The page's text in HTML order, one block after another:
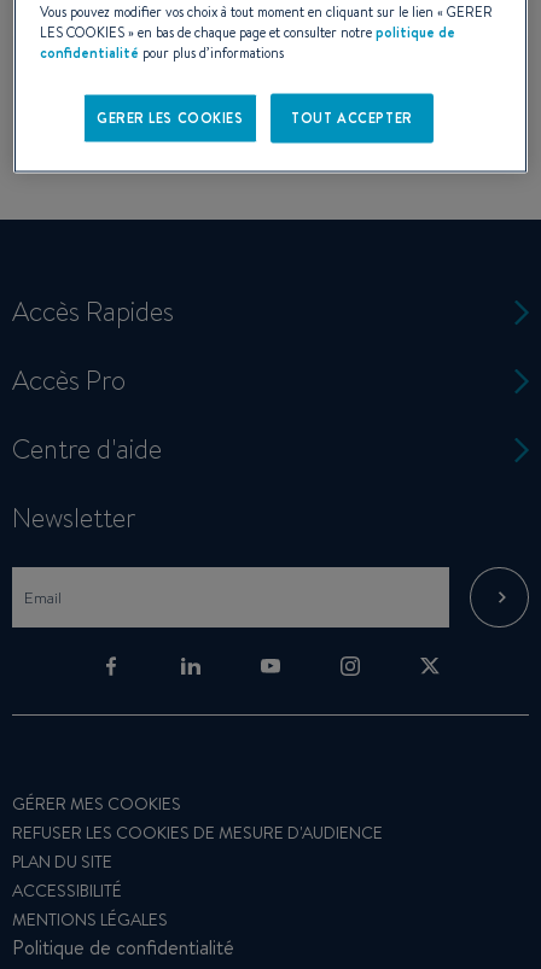
Accès Rapides
Accès Pro
Centre d'aide
Newsletter
GÉRER MES COOKIES
REFUSER LES COOKIES DE MESURE D'AUDIENCE
PLAN DU SITE
ACCESSIBILITÉ
MENTIONS LÉGALES
Politique de confidentialité
Vous pouvez modifier vos choix à tout moment en cliquant sur le lien «GERER
LES COOKIES» en bas de chaque page et consulter notrepolitique de
confidentialité pour plus d’informations
GERER LES COOKIES TOUT ACCEPTER